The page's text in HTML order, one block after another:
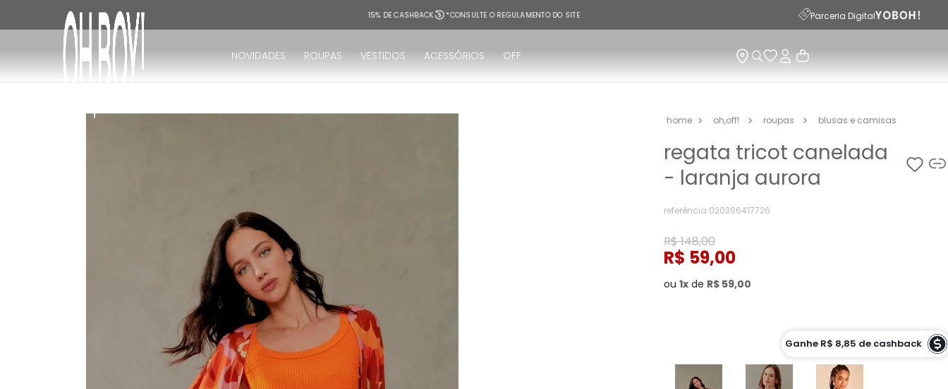
15% DE CASHBACK *CONSULTE O REGULAMENTO DO SITE Parceria Digital
NOVIDADES ROUPAS VESTIDOS ACESSÓRIOS OFF
oh,off! roupas blusas e camisas
regata tricot canelada
- laranja aurora
referência:020396417726
R$148,00
R$ 59,00
Ganhe R$ 8,85 de cashback
ou 1 de R$ 59,00
LARANJA AURORA - PP
TERMOS MAIS BUSCADOS
vestido
vestido longo
3º
blusa
vestido midi